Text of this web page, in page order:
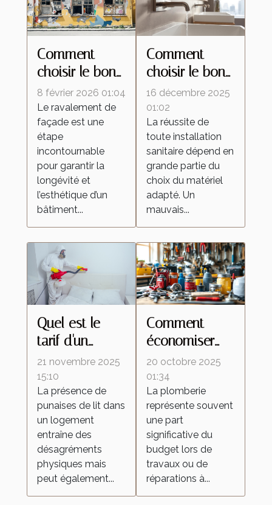
Comment
choisir le bon
type de
ravalement
pour votre
façade ?
8 février 2026 01:04
Le ravalement de
façade est une
étape
incontournable
pour garantir la
longévité et
l’esthétique d’un
bâtiment...
Comment
choisir le bon
matériel pour
vos
installations
sanitaires ?
16 décembre 2025
01:02
La réussite de
toute installation
sanitaire dépend en
grande partie du
choix du matériel
adapté. Un
mauvais...
Quel est le
tarif d'un
traitement
contre les
punaises de lit
avec un
exterminateur
à vapeur ?
21 novembre 2025
15:10
La présence de
punaises de lit dans
un logement
entraîne des
désagréments
physiques mais
peut également...
Comment
économiser
sur les coûts
de plomberie
tout en
garantissant la
qualité ?
20 octobre 2025
01:34
La plomberie
représente souvent
une part
significative du
budget lors de
travaux ou de
réparations à...